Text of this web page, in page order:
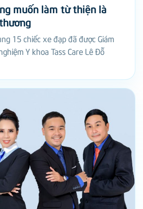
muốn làm từ thiện là
15 chiếc xe đạp đã được Giám
Y khoa Tass Care Lê Đỗ